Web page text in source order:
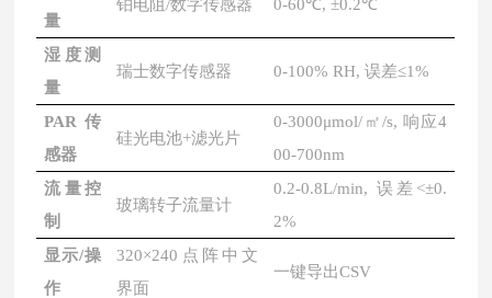
量
铂电阻/数字传感器 0-60℃, ±0.2℃
湿度测
量
瑞士数字传感器 0-100% RH, 误差≤1%
PAR传
感器
硅光电池+滤光片
0-3000μmol/㎡/s, 响应4
00-700nm
流量控
制
玻璃转子流量计
0.2-0.8L/min, 误差<±0.
2%
显示/操
作
320×240点阵中文
界面
一键导出CSV